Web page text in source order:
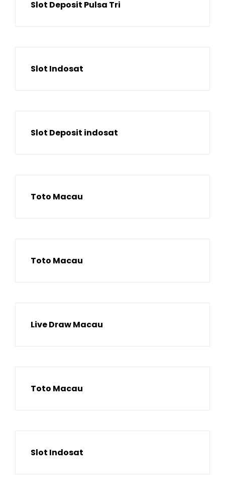
Slot Deposit Pulsa Tri
Slot Indosat
Slot Deposit indosat
Toto Macau
Toto Macau
Live Draw Macau
Toto Macau
Slot Indosat